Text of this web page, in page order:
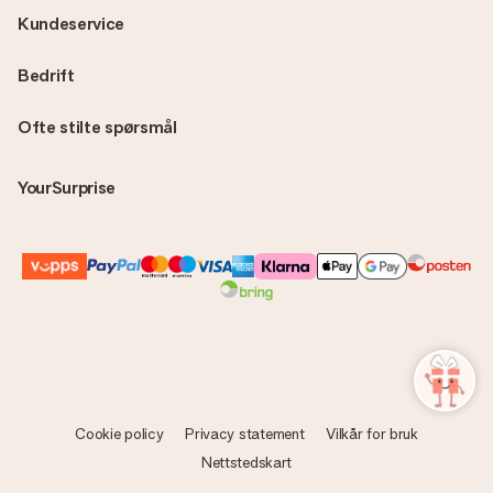
Ofte stilte spørsmål
YourSurprise
Kundeservice
Bedrift
Cookie policy Privacy statement
Vilkår for bruk
Nettstedskart